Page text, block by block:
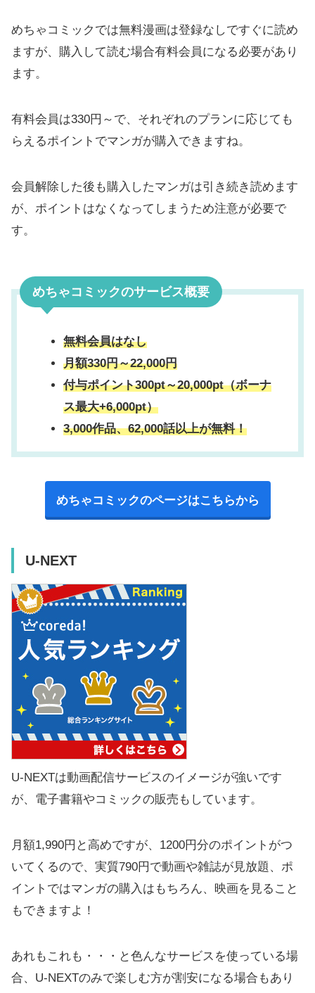
めちゃコミックでは無料漫画は登録なしですぐに読め
ますが、購入して読む場合有料会員になる必要があり
ます。
有料会員は330円～で、それぞれのプランに応じても
らえるポイントでマンガが購入できますね。
会員解除した後も購入したマンガは引き続き読めます
が、ポイントはなくなってしまうため注意が必要で
す。
めちゃコミックのサービス概要
無料会員はなし
月額330円～22,000円
付与ポイント300pt～20,000pt（ボーナ
ス最大+6,000pt）
3,000作品、62,000話以上が無料！
めちゃコミックのページはこちらから
U-NEXT
U-NEXTは動画配信サービスのイメージが強いです
が、電子書籍やコミックの販売もしています。
月額1,990円と高めですが、1200円分のポイントがつ
いてくるので、実質790円で動画や雑誌が見放題、ポ
イントではマンガの購入はもちろん、映画を見ること
もできますよ！
あれもこれも・・・と色んなサービスを使っている場
合、U-NEXTのみで楽しむ方が割安になる場合もあり